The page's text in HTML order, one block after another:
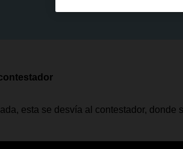
esta se desvía al contestador, donde